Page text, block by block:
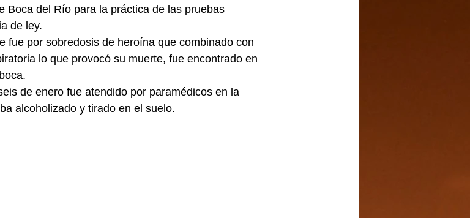
Boca del Río para la práctica de las pruebas
de ley.
fue por sobredosis de heroína que combinado con
lo que provocó su muerte, fue encontrado en
de enero fue atendido por paramédicos en la
alcoholizado y tirado en el suelo.